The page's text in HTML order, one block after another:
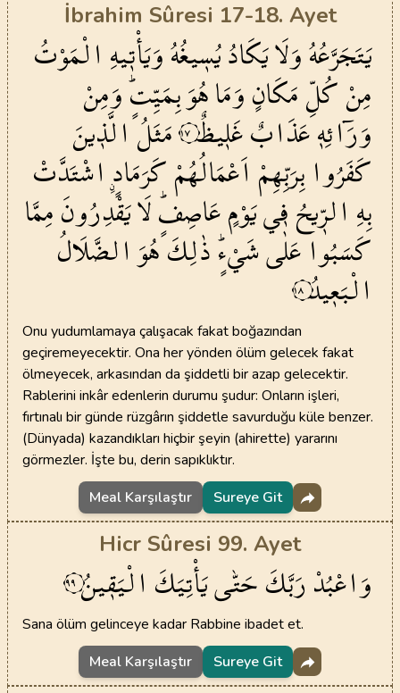
İbrahim Sûresi 17-18. Ayet
يَتَجَرَّعُهُوَلَايَكَادُيُس۪يغُهُوَيَأْت۪يهِ الْمَوْتُ
مِنْكُلِّمَكَانٍوَمَاهُوَبِمَيِّتٍۜوَمِنْ
وَرَٓائِه۪عَذَابٌغَل۪يظٌ١٧ مَثَلُالَّذ۪ينَ
كَفَرُوابِرَبِّهِمْ اَعْمَالُهُمْكَرَمَادٍۨاشْتَدَّتْ
بِهِ الرّ۪يحُف۪ييَوْمٍعَاصِفٍۜلَايَقْدِرُونَمِمَّا
كَسَبُواعَلٰىشَيْءٍۜذٰلِكَهُوَالضَّلَالُ
الْبَع۪يدُ١٨
Onu yudumlamaya çalışacak fakat boğazından
geçiremeyecektir. Ona her yönden ölüm gelecek fakat
ölmeyecek, arkasından da şiddetli bir azap gelecektir.
Rablerini inkâr edenlerin durumu şudur: Onların işleri,
fırtınalı bir günde rüzgârın şiddetle savurduğu küle benzer.
(Dünyada) kazandıkları hiçbir şeyin (ahirette) yararını
görmezler. İşte bu, derin sapıklıktır.
Meal Karşılaştır
Sureye Git
Hicr Sûresi 99. Ayet
وَاعْبُدْرَبَّكَحَتّٰىيَأْتِيَكَ الْيَق۪ينُ٩٩
Sana ölüm gelinceye kadar Rabbine ibadet et.
Meal Karşılaştır
Sureye Git